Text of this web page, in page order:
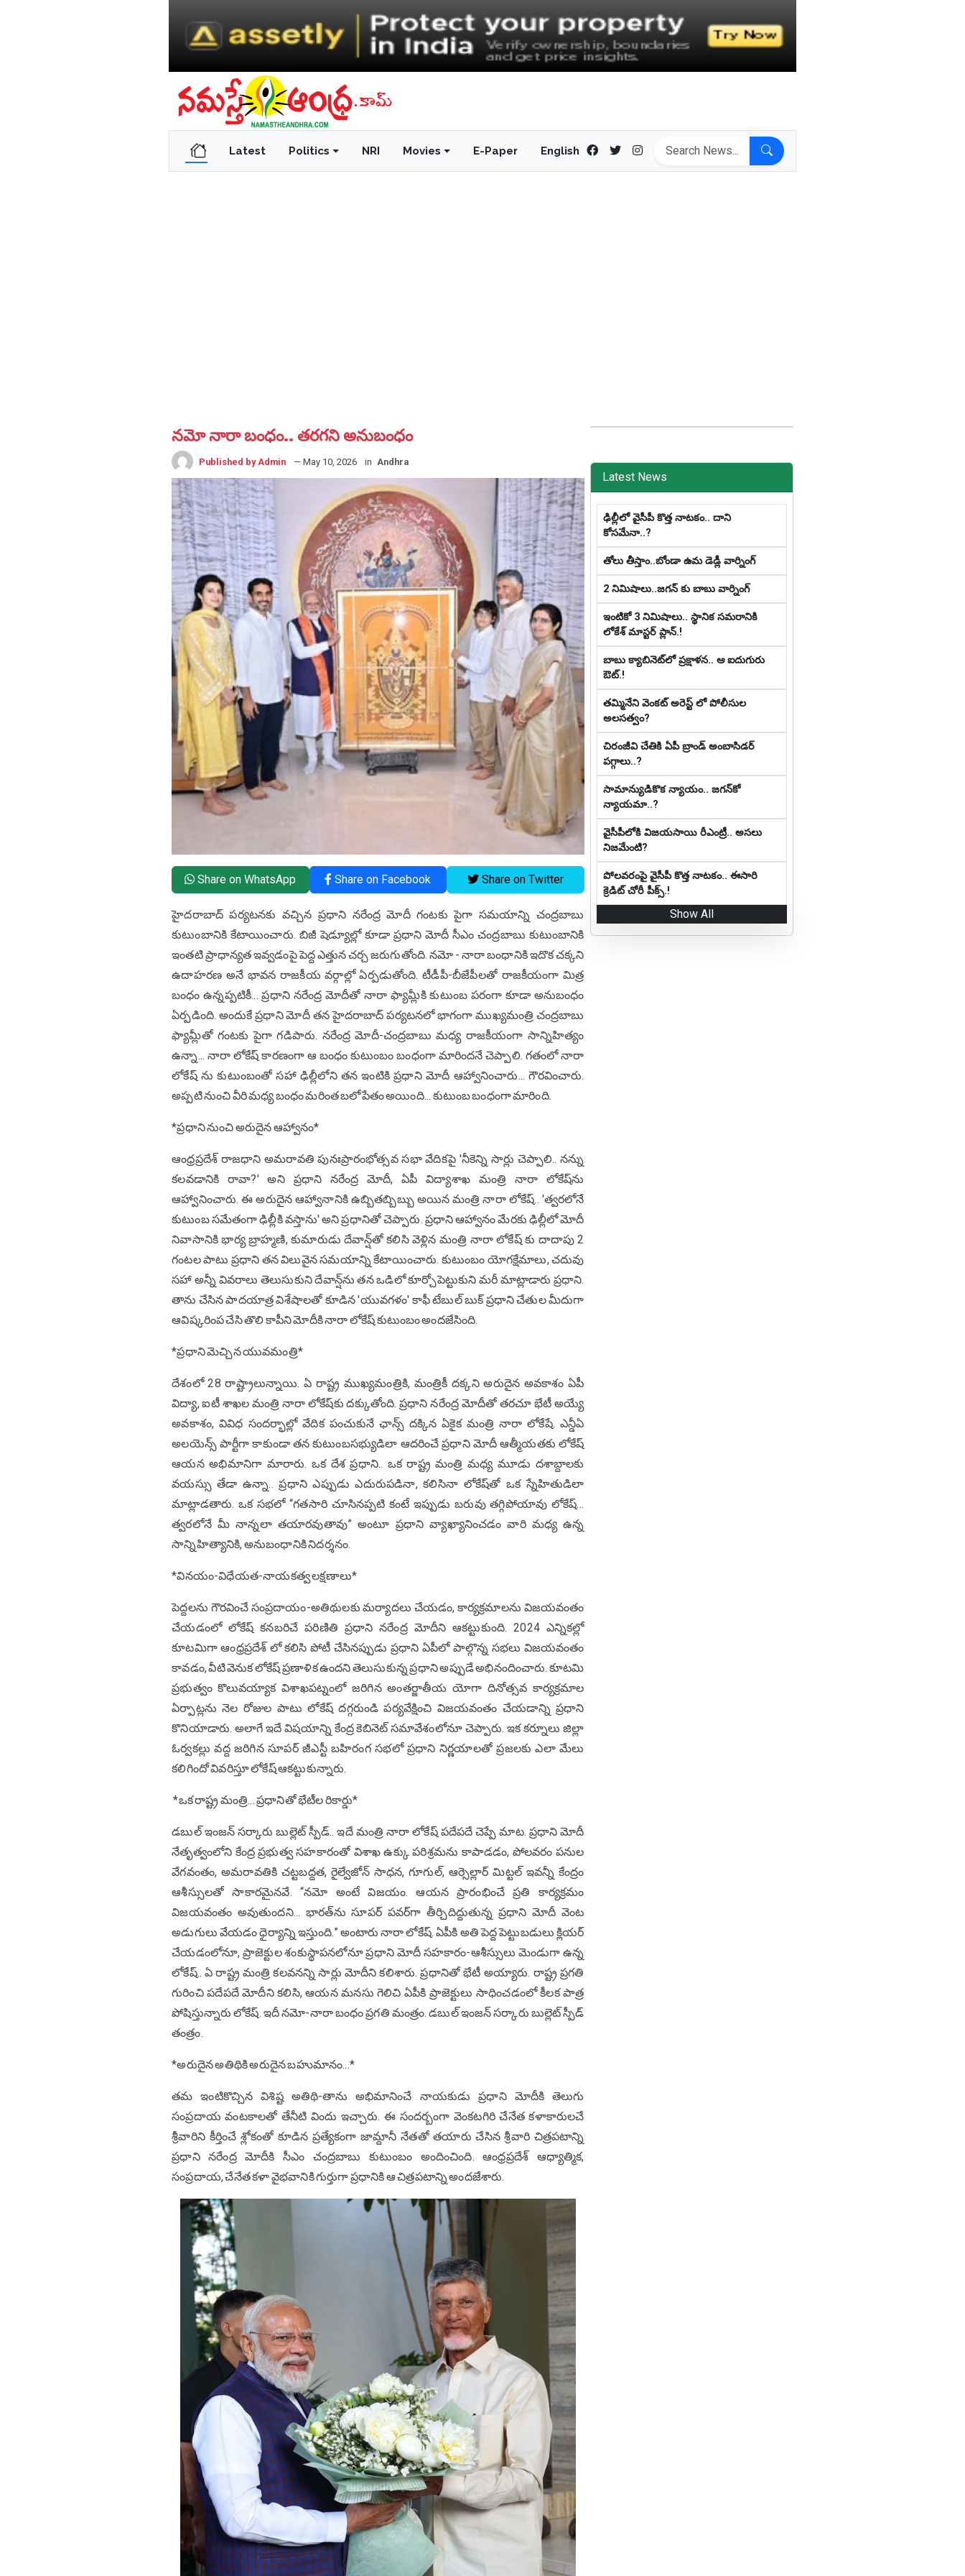
Latest Politics NRI Movies E-Paper English
న‌మో నారా బంధం.. త‌ర‌గ‌ని అనుబంధం
Published by Admin — May 10, 2026 in Andhra
Share on WhatsApp Share on Facebook Share on Twitter
హైదరాబాద్ పర్యటనకు వచ్చిన ప్రధాని నరేంద్ర మోదీ గంటకు పైగా సమయాన్ని చంద్రబాబు
కుటుంబానికి కేటాయించారు. బిజీ షెడ్యూల్లో కూడా ప్రధాని మోదీ సీఎం చంద్రబాబు కుటుంబానికి
ఇంతటి ప్రాధాన్యత ఇవ్వడంపై పెద్ద ఎత్తున చర్చ జరుగుతోంది. నమో - నారా బంధానికి ఇదొక చక్కని
ఉదాహ‌ర‌ణ‌ అనే భావన రాజకీయ వర్గాల్లో ఏర్పడుతోంది. టీడీపీ-బీజేపీలతో రాజకీయంగా మిత్ర
బంధం ఉన్నప్పటికీ... ప్రధాని నరేంద్ర మోదీతో నారా ఫ్యామ్లీకి కుటుంబ పరంగా కూడా అనుబంధం
ఏర్పడింది. అందుకే ప్రధాని మోదీ తన హైదరాబాద్ పర్యటనలో భాగంగా ముఖ్యమంత్రి చంద్రబాబు
ఫ్యామ్లీతో గంటకు పైగా గడిపారు. నరేంద్ర మోదీ-చంద్రబాబు మధ్య రాజకీయంగా సాన్నిహిత్యం
ఉన్నా... నారా లోకేష్ కారణంగా ఆ బంధం కుటుంబం బంధంగా మారిందనే చెప్పాలి. గతంలో నారా
లోకేష్ ను కుటుంబంతో సహా ఢిల్లీలోని తన ఇంటికి ప్రధాని మోదీ ఆహ్వానించారు... గౌరవించారు.
అప్పటి నుంచి వీరి మధ్య బంధం మరింత బలోపేతం అయింది... కుటుంబ బంధంగా మారింది.
*ప్రధాని నుంచి అరుదైన ఆహ్వానం*
ఆంధ్రప్రదేశ్ రాజధాని అమరావతి పునఃప్రారంభోత్సవ సభా వేదికపై 'నీకెన్ని సార్లు చెప్పాలి.. నన్ను
కలవడానికి రావా?' అని ప్రధాని నరేంద్ర మోదీ, ఏపీ విద్యాశాఖ మంత్రి నారా లోకేష్‌ను
ఆహ్వానించారు. ఈ అరుదైన ఆహ్వానానికి ఉబ్బిత‌బ్బిబ్బు అయిన‌ మంత్రి నారా లోకేష్.. 'త్వరలోనే
కుటుంబ సమేతంగా ఢిల్లీకి వస్తాను' అని ప్రధానితో చెప్పారు. ప్రధాని ఆహ్వానం మేర‌కు ఢిల్లీలో మోదీ
నివాసానికి భార్య బ్రాహ్మణి, కుమారుడు దేవాన్ష్‌తో క‌లిసి వెళ్లిన మంత్రి నారా లోకేష్‌ కు దాదాపు 2
గంట‌ల పాటు ప్రధాని తన విలువైన సమయాన్ని కేటాయించారు. కుటుంబం యోగ‌క్షేమాలు, చ‌దువు
సహా అన్నీ వివరాలు తెలుసుకుని దేవాన్ష్‌ను త‌న ఒడిలో కూర్చోపెట్టుకుని మ‌రీ మాట్లాడారు ప్రధాని.
తాను చేసిన పాద‌యాత్ర విశేషాల‌తో కూడిన‌ 'యువగళం' కాఫీ టేబుల్ బుక్ ప్రధాని చేతుల మీదుగా
ఆవిష్కరింప చేసి తొలి కాపీని మోదీకి నారా లోకేష్ కుటుంబం అంద‌జేసింది.
*ప్రధాని మెచ్చిన యువ‌మంత్రి*
దేశంలో 28 రాష్ట్రాలున్నాయి. ఏ రాష్ట్ర ముఖ్యమంత్రికి, మంత్రికీ దక్కని అరుదైన అవ‌కాశం ఏపీ
విద్యా, ఐటీ శాఖ‌ల మంత్రి నారా లోకేష్‌కు ద‌క్కుతోంది. ప్రధాని న‌రేంద్ర మోదీతో త‌ర‌చూ భేటీ అయ్యే
అవ‌కాశం, వివిధ సంద‌ర్భాల్లో వేదిక పంచుకునే ఛాన్స్ ద‌క్కిన ఏకైక మంత్రి నారా లోకేషే. ఎన్డీఏ
అల‌యెన్స్ పార్టీగా కాకుండా త‌న కుటుంబ‌స‌భ్యుడిలా ఆద‌రించే ప్రధాని మోదీ ఆత్మీయ‌త‌కు లోకేష్
ఆయ‌న అభిమానిగా మారారు. ఒక దేశ ప్రధాని.. ఒక రాష్ట్ర మంత్రి మ‌ధ్య మూడు ద‌శాబ్దాలకు
వ‌య‌స్సు తేడా ఉన్నా.. ప్రధాని ఎప్పుడు ఎదురుప‌డినా, క‌లిసినా లోకేష్‌తో ఒక స్నేహితుడిలా
మాట్లాడతారు. ఒక స‌భ‌లో “గతసారి చూసినప్పటి కంటే ఇప్పుడు బరువు తగ్గిపోయావు లోకేష్‌…
త్వరలోనే మీ నాన్నలా తయారవుతావు” అంటూ ప్రధాని వ్యాఖ్యానించడం వారి మధ్య ఉన్న
సాన్నిహిత్యానికి, అనుబంధానికి నిదర్శనం.
*విన‌యం-విధేయ‌త‌-నాయ‌క‌త్వ లక్షణాలు*
పెద్దలను గౌర‌వించే సంప్రదాయం-అతిథులకు మ‌ర్యాద‌లు చేయ‌డం, కార్యక్రమాలను విజ‌య‌వంతం
చేయ‌డంలో లోకేష్ క‌న‌బ‌రిచే ప‌రిణితి ప్రధాని న‌రేంద్ర మోదీని ఆక‌ట్టుకుంది. 2024 ఎన్నిక‌ల్లో
కూట‌మిగా ఆంధ్రప్రదేశ్ లో క‌లిసి పోటీ చేసిన‌ప్పుడు ప్రధాని ఏపీలో పాల్గొన్న స‌భ‌లు విజ‌య‌వంతం
కావ‌డం, వీటి వెనుక లోకేష్ ప్రణాళిక ఉంద‌ని తెలుసుకున్న ప్రధాని అప్పుడే అభినందించారు. కూట‌మి
ప్రభుత్వం కొలువ‌య్యాక విశాఖపట్నంలో జరిగిన అంతర్జాతీయ యోగా దినోత్సవ కార్యక్రమాల
ఏర్పాట్లను నెల రోజుల పాటు లోకేష్ దగ్గరుండి పర్యవేక్షించి విజ‌య‌వంతం చేయ‌డాన్ని ప్రధాని
కొనియాడారు. అలాగే ఇదే విషయాన్ని కేంద్ర కెబినెట్ సమావేశంలోనూ చెప్పారు. ఇక కర్నూలు జిల్లా
ఓర్వకల్లు వద్ద జరిగిన సూపర్ జీఎస్టీ బహిరంగ సభలో ప్రధాని నిర్ణయాలతో ప్రజలకు ఎలా మేలు
క‌లిగిందో వివ‌రిస్తూ లోకేష్ ఆక‌ట్టుకున్నారు.
*ఒక రాష్ట్ర మంత్రి... ప్రధానితో భేటీల రికార్డు*
డ‌బుల్ ఇంజ‌న్ స‌ర్కారు బుల్లెట్ స్పీడ్.. ఇదే మంత్రి నారా లోకేష్ ప‌దేప‌దే చెప్పే మాట‌. ప్రధాని మోదీ
నేతృత్వంలోని కేంద్ర ప్రభుత్వ స‌హ‌కారంతో విశాఖ ఉక్కు పరిశ్రమను కాపాడడం, పోలవరం ప‌నుల
వేగ‌వంతం, అమరావతికి చట్టబద్దత, రైల్వేజోన్ సాధ‌న, గూగుల్, ఆర్సెల్లార్ మిట్టల్ ఇవ‌న్నీ కేంద్రం
ఆశీస్సుల‌తో సాకార‌మైన‌వే. “నమో అంటే విజయం. ఆయన ప్రారంభించే ప్రతి కార్యక్రమం
విజయవంతం అవుతుందని... భారత్‌ను సూపర్ పవర్‌గా తీర్చిదిద్దుతున్న ప్రధాని మోదీ వెంట‌
అడుగులు వేయడం ధైర్యాన్ని ఇస్తుంది.” అంటారు నారా లోకేష్‌. ఏపీకి అతి పెద్ద పెట్టుబ‌డులు క్లియ‌ర్
చేయ‌డంలోనూ, ప్రాజెక్టుల శంకుస్థాప‌న‌లోనూ ప్రధాని మోదీ స‌హ‌కారం-ఆశీస్సులు మెండుగా ఉన్న
లోకేష్‌.. ఏ రాష్ట్ర మంత్రి క‌ల‌వ‌న‌న్ని సార్లు మోదీని క‌లిశారు. ప్రధానితో భేటీ అయ్యారు. రాష్ట్ర ప్రగతి
గురించి ప‌దేప‌దే మోదీని క‌లిసి, ఆయ‌న మ‌న‌సు గెలిచి ఏపీకి ప్రాజెక్టులు సాధించ‌డంలో కీల‌క పాత్ర
పోషిస్తున్నారు లోకేష్‌. ఇదీ న‌మో-నారా బంధం ప్రగతి మంత్రం. డ‌బుల్ ఇంజ‌న్ స‌ర్కారు బుల్లెట్ స్పీడ్
తంత్రం.
*అరుదైన అతిథికి అరుదైన బహుమానం...*
త‌మ ఇంటికొచ్చిన విశిష్ట అతిథి-తాను అభిమానించే నాయ‌కుడు ప్రధాని మోదీకి తెలుగు
సంప్రదాయ వంట‌కాల‌తో తేనీటి విందు ఇచ్చారు. ఈ సంద‌ర్బంగా వెంక‌ట‌గిరి చేనేత క‌ళాకారుల‌చే
శ్రీవారిని కీర్తించే శ్లోకంతో కూడిన ప్రత్యేకంగా జామ్దానీ నేత‌తో త‌యారు చేసిన శ్రీవారి చిత్రపటాన్ని
ప్రధాని న‌రేంద్ర మోదీకి సీఎం చంద్రబాబు కుటుంబం అందించింది. ఆంధ్రప్రదేశ్ ఆధ్యాత్మిక‌,
సంప్రదాయ, చేనేత‌ క‌ళా వైభ‌వానికి గుర్తుగా ప్రధానికి ఆ చిత్రపటాన్ని అంద‌జేశారు.
Latest News
ఢిల్లీలో వైసీపీ కొత్త నాట‌కం.. దాని
కోస‌మేనా..?
తోలు తీస్తాం..బోండా ఉమ డెడ్లీ వార్నింగ్
2 నిమిషాలు..జగన్ కు బాబు వార్నింగ్
ఇంటికో 3 నిమిషాలు.. స్థానిక స‌మ‌రానికి
లోకేశ్ మాస్ట‌ర్ ప్లాన్‌.!
బాబు క్యాబినెట్‌లో ప్ర‌క్షాళ‌న‌.. ఆ ఐదుగురు
ఔట్‌.!
తమ్మినేని వెంకట్ అరెస్ట్ లో పోలీసుల
అలసత్వం?
చిరంజీవి చేతికి ఏపీ బ్రాండ్ అంబాసిడర్
పగ్గాలు..?
సామాన్యుడికొక న్యాయం.. జ‌గ‌న్‌కో
న్యాయ‌మా..?
వైసీపీలోకి విజయసాయి రీఎంట్రీ.. అసలు
నిజమేంటి?
పోలవరంపై వైసీపీ కొత్త నాట‌కం.. ఈసారి
క్రెడిట్ చోరీ పీక్స్.!
Show All